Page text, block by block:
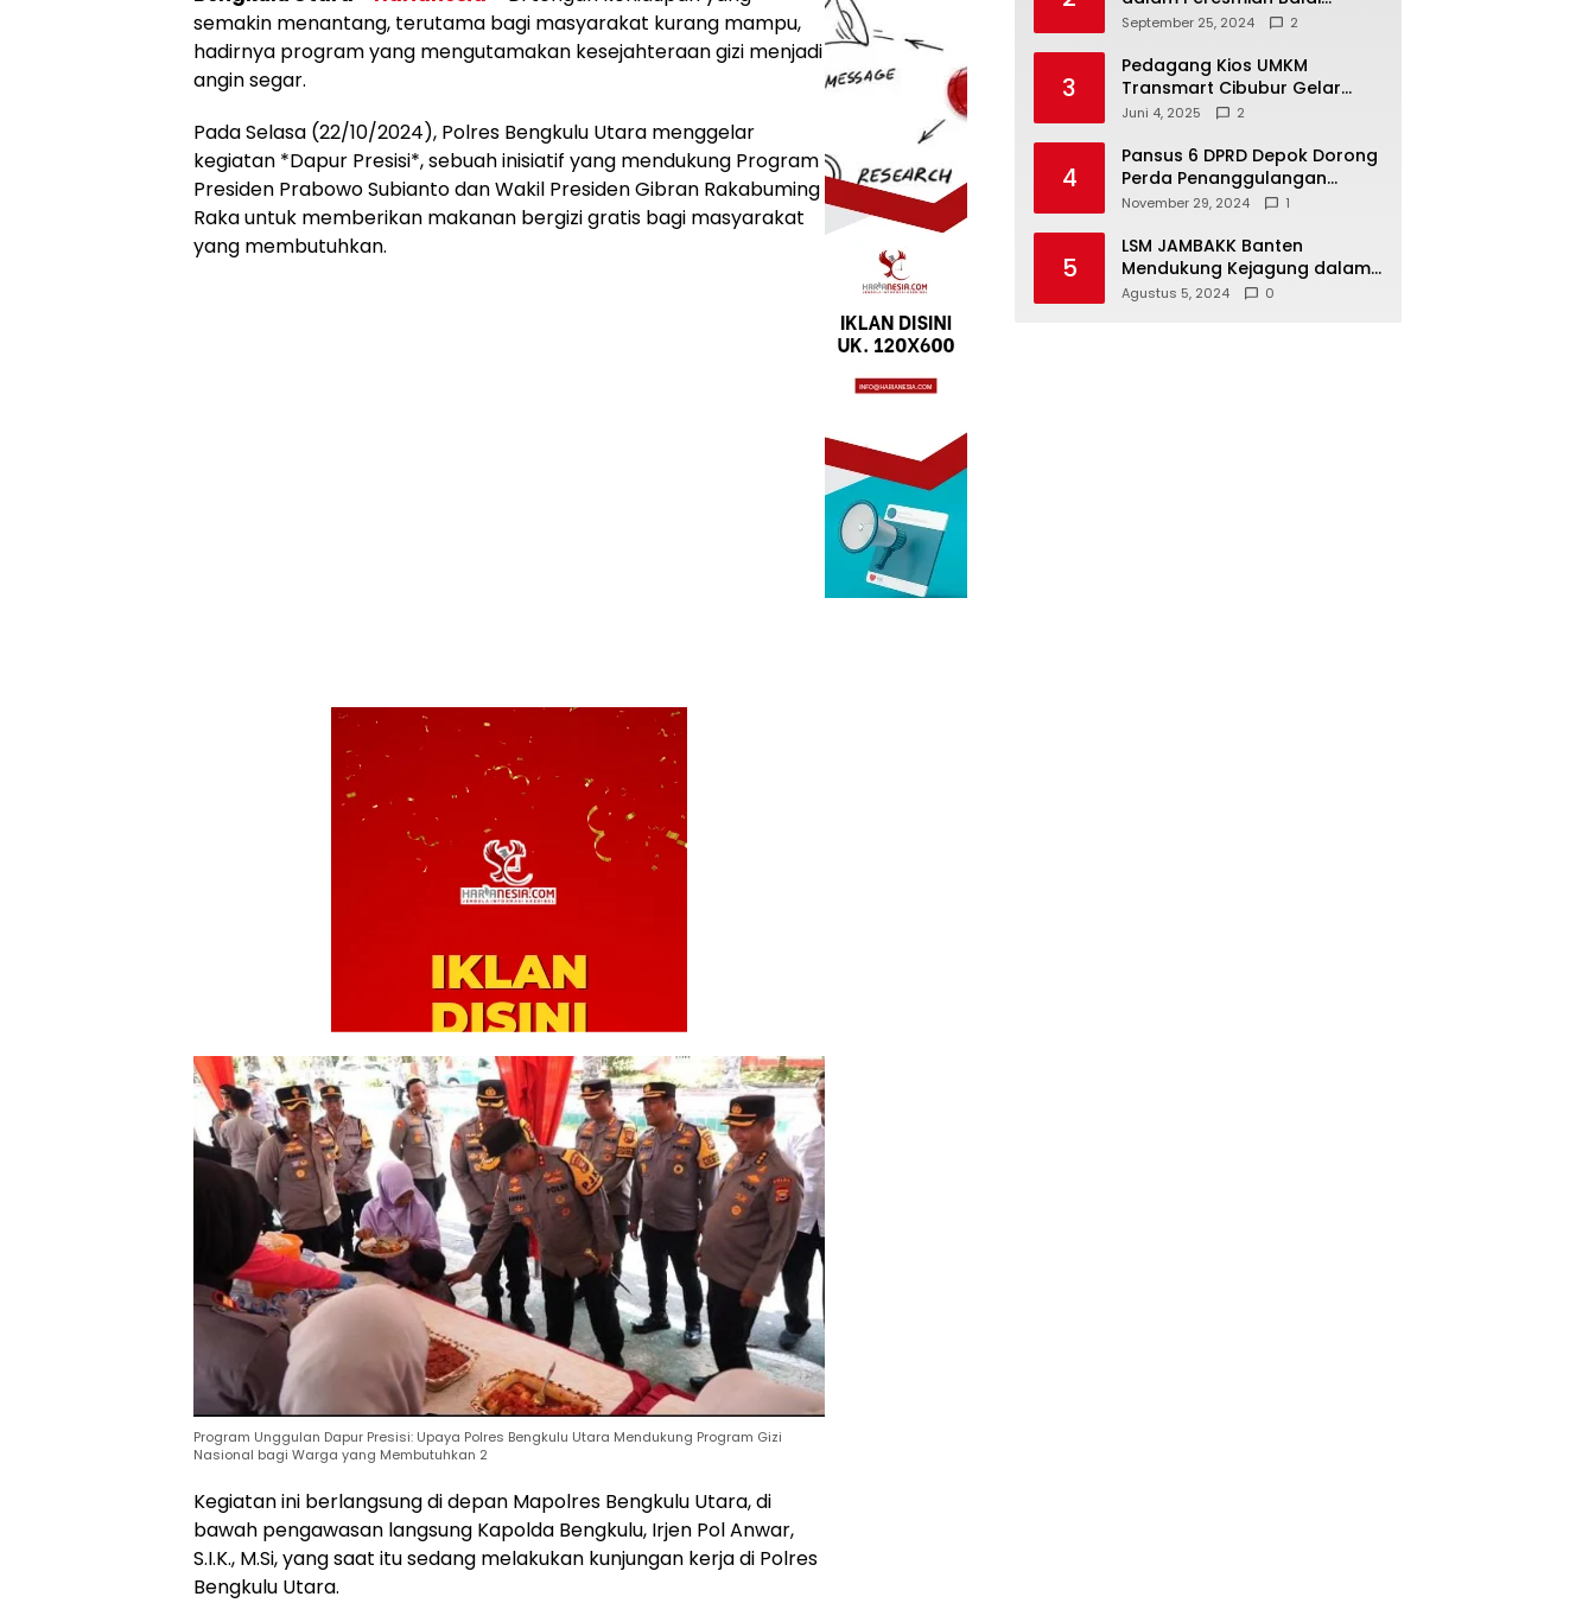
semakin menantang, terutama bagi masyarakat kurang mampu,
hadirnya program yang mengutamakan kesejahteraan gizi menjadi
angin segar.
Pada Selasa (22/10/2024), Polres Bengkulu Utara menggelar
kegiatan *Dapur Presisi*, sebuah inisiatif yang mendukung Program
Presiden Prabowo Subianto dan Wakil Presiden Gibran Rakabuming
Raka untuk memberikan makanan bergizi gratis bagi masyarakat
yang membutuhkan.
Program Unggulan Dapur Presisi: Upaya Polres Bengkulu Utara Mendukung Program Gizi
Nasional bagi Warga yang Membutuhkan 2
Kegiatan ini berlangsung di depan Mapolres Bengkulu Utara, di
bawah pengawasan langsung Kapolda Bengkulu, Irjen Pol Anwar,
S.I.K., M.Si, yang saat itu sedang melakukan kunjungan kerja di Polres
Bengkulu Utara.
Warga di Sukamaju : Wadah
Aspirasi Masyarakat
September 25, 2024 2
3
Pedagang Kios UMKM
Transmart Cibubur Gelar
Family Gathering di Cisarua,
Kekompakan
Juni 4, 2025 2
4
Pansus 6 DPRD Depok Dorong
Perda Penanggulangan
Kebakaran untuk
November 29, 2024 1
5
LSM JAMBAKK Banten
Mendukung Kejagung dalam
Investigasi Terhadap
Agustus 5, 2024 0